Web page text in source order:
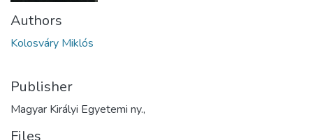
Authors
Kolosváry Miklós
Publisher
Magyar Királyi Egyetemi ny.,